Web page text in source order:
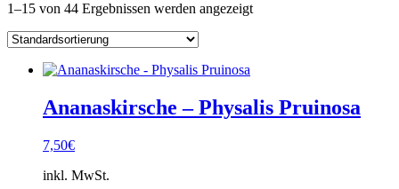
1–15 von 44 Ergebnissen werden angezeigt
Ananaskirsche – Physalis Pruinosa
7,50€
inkl. MwSt.